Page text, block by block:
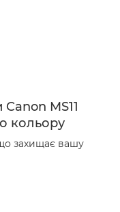
MS11
кольору
захищає вашу